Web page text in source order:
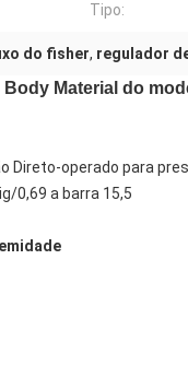
Tipo:
do fisher, regulador
Material do
Direto-operado para
0,69 a barra 15,5